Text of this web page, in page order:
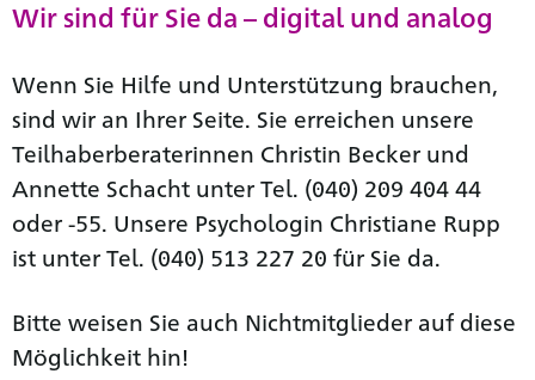
Wir sind für Sie da – digital und analog
Wenn Sie Hilfe und Unterstützung brauchen,
sind wir an Ihrer Seite. Sie erreichen unsere
Teilhaberberaterinnen Christin Becker und
Annette Schacht unter Tel. (040) 209 404 44
oder -55. Unsere Psychologin Christiane Rupp
ist unter Tel. (040) 513 227 20 für Sie da.
Bitte weisen Sie auch Nichtmitglieder auf diese
Möglichkeit hin!